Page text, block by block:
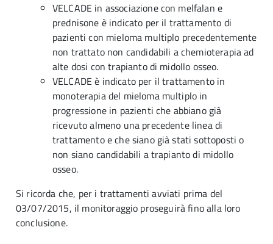
VELCADE in associazione con melfalan e
prednisone è indicato per il trattamento di
pazienti con mieloma multiplo precedentemente
non trattato non candidabili a chemioterapia ad
alte dosi con trapianto di midollo osseo.
VELCADE è indicato per il trattamento in
monoterapia del mieloma multiplo in
progressione in pazienti che abbiano già
ricevuto almeno una precedente linea di
trattamento e che siano già stati sottoposti o
non siano candidabili a trapianto di midollo
osseo.
Si ricorda che, per i trattamenti avviati prima del
03/07/2015, il monitoraggio proseguirà fino alla loro
conclusione.